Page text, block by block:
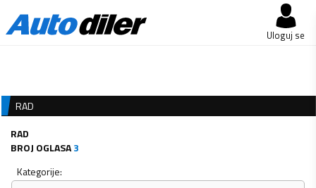
Uloguj se
RAD
RAD
BROJ OGLASA3
Kategorije: